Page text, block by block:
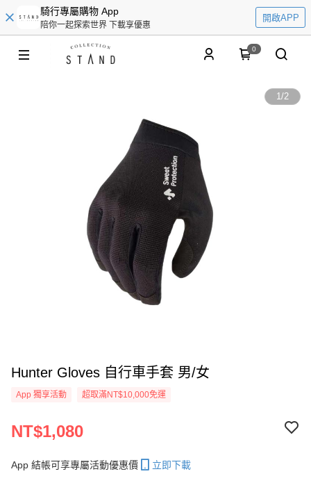
騎行專屬購物 App
陪你一起探索世界 下載享優惠
開啟APP
0
1/2
Hunter Gloves 自行車手套 男/女
App 獨享活動 超取滿NT$10,000免運
NT$1,080
App 結帳可享專屬活動優惠價 立即下載